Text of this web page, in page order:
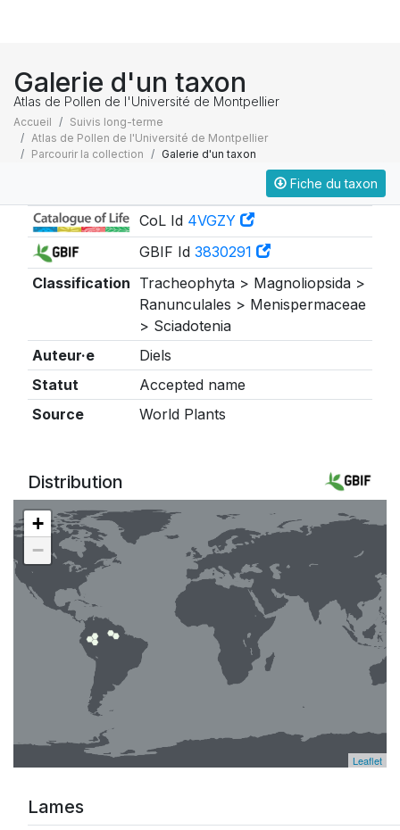
Galerie d'un taxon
Atlas de Pollen de l'Université de Montpellier
Accueil
Suivis long-terme
Atlas de Pollen de l'Université de Montpellier
Parcourir la collection
Galerie d'un taxon
Fiche du taxon
CoL Id 4VGZY
GBIF Id 3830291
Classification Tracheophyta > Magnoliopsida >
Ranunculales > Menispermaceae
> Sciadotenia
Auteur·e
Diels
Statut
Accepted name
Source
World Plants
Distribution
+
−
Leaflet
Lames